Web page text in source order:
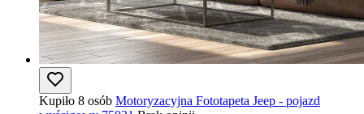
Kupiło 8 osób Motoryzacyjna Fototapeta Jeep - pojazd